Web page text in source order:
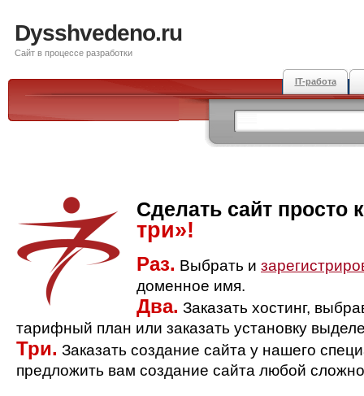
Dysshvedeno.ru
Сайт в процессе разработки
IT-работа
Сделать сайт просто
три»!
Раз. Выбрать и
доменное имя.
Два. Заказать хостинг,
тарифный план или заказать установку
Три. Заказать создание сайта у нашего
предложить вам создание сайта любой